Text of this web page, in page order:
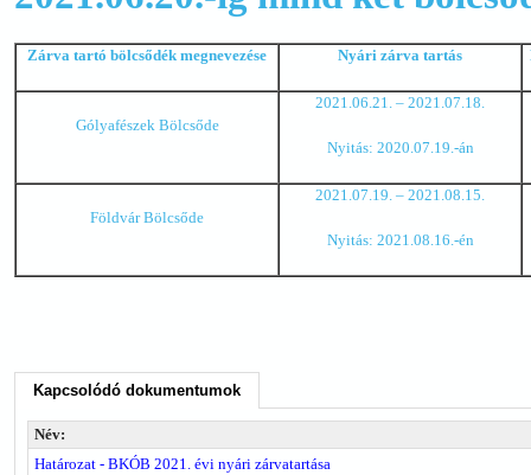
Zárva tartó bölcsődék megnevezése Nyári zárva tartás
Gólyafészek Bölcsőde
2021.06.21. – 2021.07.18.
Nyitás: 2020.07.19.-án
Földvár Bölcsőde
2021.07.19. – 2021.08.15.
Nyitás: 2021.08.16.-én
Kapcsolódó dokumentumok
Név:
Határozat - BKÓB 2021. évi nyári zárvatartása